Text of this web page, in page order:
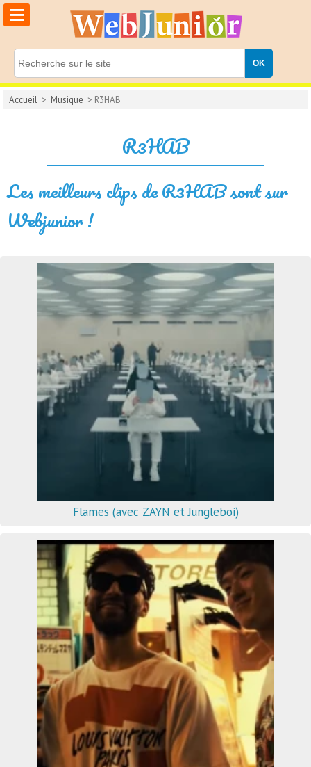
≡
Accueil > Musique > R3HAB
R3HAB
Les meilleurs clips de R3HAB sont sur
Webjunior !
Flames (avec ZAYN et Jungleboi)